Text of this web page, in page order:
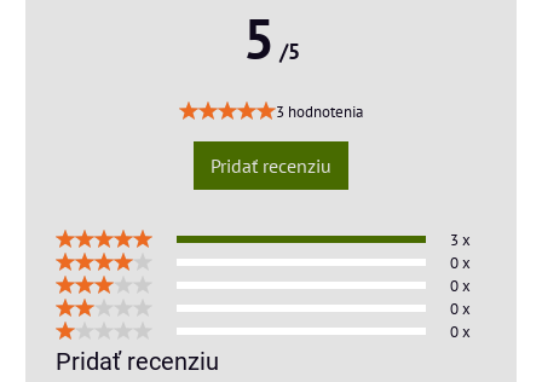
5 /5
3 hodnotenia
Pridať recenziu
3 x
0 x
0 x
0 x
0 x
Pridať recenziu